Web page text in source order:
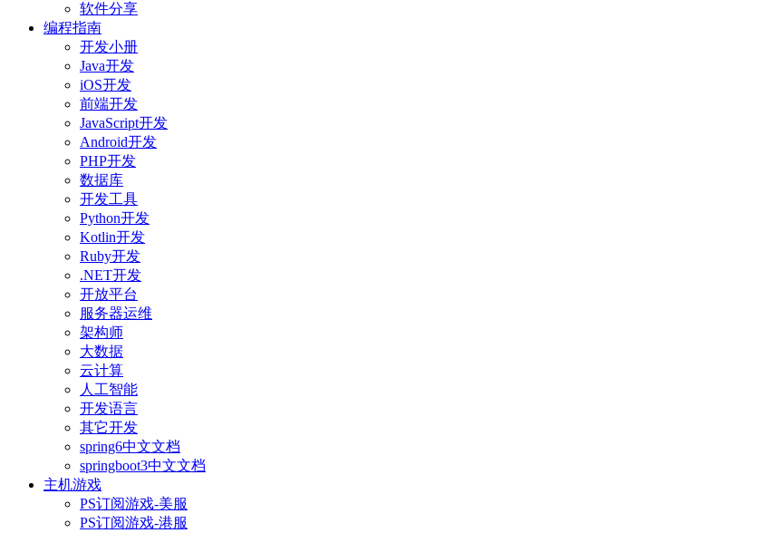
软件分享
编程指南
开发小册
Java开发
iOS开发
前端开发
JavaScript开发
Android开发
PHP开发
数据库
开发工具
Python开发
Kotlin开发
Ruby开发
.NET开发
开放平台
服务器运维
架构师
大数据
云计算
人工智能
开发语言
其它开发
spring6中文文档
springboot3中文文档
主机游戏
PS订阅游戏-美服
PS订阅游戏-港服